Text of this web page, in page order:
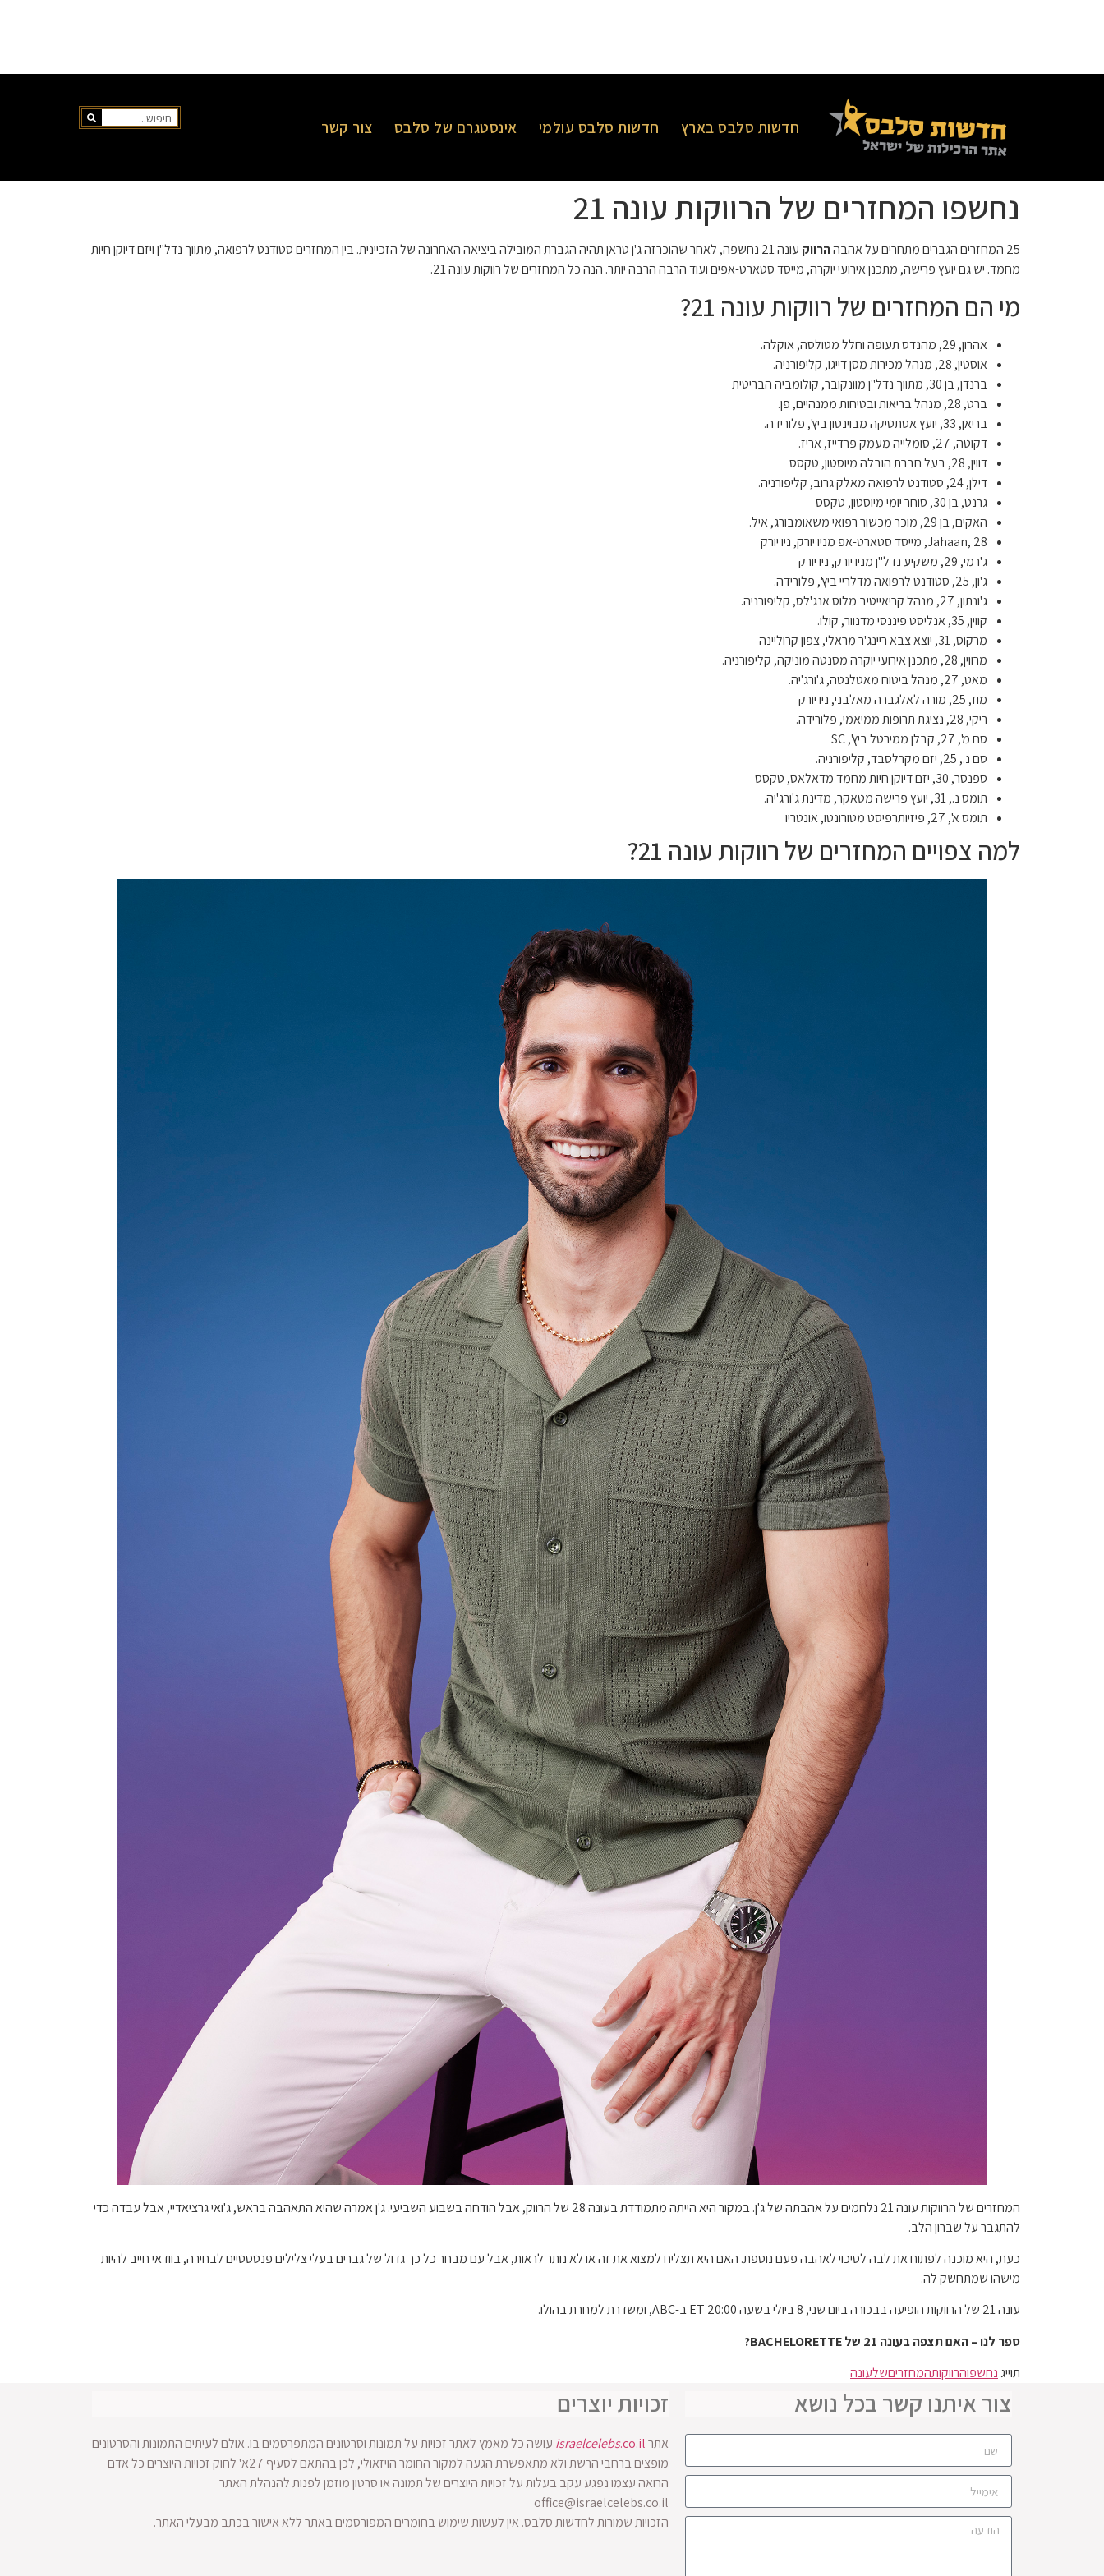
חדשות סלבס בארץ חדשות סלבס עולמי אינסטגרם של סלבס צור קשר
נחשפו המחזרים של הרווקות עונה 21
25 המחזרים הגברים מתחרים על אהבה הרווק
עונה 21 נחשפה, לאחר שהוכרזה ג'ן טראן תהיה הגברת המובילה ביציאה האחרונה של הזכיינית. בין המחזרים סטודנט לרפואה, מתווך נדל"ן ויזם דיוקן חיות
מחמד. יש גם יועץ פרישה, מתכנן אירועי יוקרה, מייסד סטארט-אפים ועוד הרבה הרבה יותר. הנה כל המחזרים של רווקות עונה 21.
מי הם המחזרים של רווקות עונה 21?
אהרון, 29, מהנדס תעופה וחלל מטולסה, אוקלה.
אוסטין, 28, מנהל מכירות מסן דייגו, קליפורניה.
ברנדן, בן 30, מתווך נדל"ן מוונקובר, קולומביה הבריטית
ברט, 28, מנהל בריאות ובטיחות ממנהיים, פן.
בריאן, 33, יועץ אסתטיקה מבוינטון ביץ', פלורידה.
דקוטה, 27, סומלייה מעמק פרדייז, אריז.
דווין, 28, בעל חברת הובלה מיוסטון, טקסס
דילן, 24, סטודנט לרפואה מאלק גרוב, קליפורניה.
גרנט, בן 30, סוחר יומי מיוסטון, טקסס
האקים, בן 29, מוכר מכשור רפואי משאומבורג, איל.
Jahaan, 28, מייסד סטארט-אפ מניו יורק, ניו יורק
ג'רמי, 29, משקיע נדל"ן מניו יורק, ניו יורק
ג'ון, 25, סטודנט לרפואה מדלריי ביץ', פלורידה.
ג'ונתון, 27, מנהל קריאייטיב מלוס אנג'לס, קליפורניה.
קווין, 35, אנליסט פיננסי מדנוור, קולו.
מרקוס, 31, יוצא צבא ריינג'ר מראלי, צפון קרוליינה
מרווין, 28, מתכנן אירועי יוקרה מסנטה מוניקה, קליפורניה.
מאט, 27, מנהל ביטוח מאטלנטה, ג'ורג'יה.
מוז, 25, מורה לאלגברה מאלבני, ניו יורק
ריקי, 28, נציגת תרופות ממיאמי, פלורידה.
סם מ', 27, קבלן ממירטל ביץ', SC
סם נ., 25, יזם מקרלסבד, קליפורניה.
ספנסר, 30, יזם דיוקן חיות מחמד מדאלאס, טקסס
תומס נ., 31, יועץ פרישה מטאקר, מדינת ג'ורג'יה.
תומס א', 27, פיזיותרפיסט מטורונטו, אונטריו
למה צפויים המחזרים של רווקות עונה 21?
המחזרים של הרווקות עונה 21 נלחמים על אהבתה של ג'ן. במקור היא הייתה מתמודדת בעונה 28 של הרווק, אבל הודחה בשבוע השביעי. ג'ן אמרה שהיא התאהבה בראש, ג'ואי גרציאדיי, אבל עבדה כדי
להתגבר על שברון הלב.
כעת, היא מוכנה לפתוח את לבה לסיכוי לאהבה פעם נוספת. האם היא תצליח למצוא את זה או לא נותר לראות, אבל עם מבחר כל כך גדול של גברים בעלי צלילים פנטסטיים לבחירה, בוודאי חייב להיות
מישהו שמתחשק לה.
עונה 21 של הרווקות הופיעה בבכורה ביום שני, 8 ביולי בשעה 20:00 ET ב-ABC, ומשדרת למחרת בהולו.
ספר לנו – האם תצפה בעונה 21 של BACHELORETTE?
תוייג נחשפוהרווקותהמחזריםשלעונה
צור איתנו קשר בכל נושא זכויות יוצרים
אתר israelcelebs.co.il
עושה כל מאמץ לאתר זכויות על תמונות וסרטונים המתפרסמים בו. אולם לעיתים התמונות והסרטונים
מופצים ברחבי הרשת ולא מתאפשרת הגעה למקור החומר הויזאולי, לכן בהתאם לסעיף 27א' לחוק זכויות היוצרים כל אדם
הרואה עצמו נפגע עקב בעלות על זכויות היוצרים של תמונה או סרטון מוזמן לפנות להנהלת האתר
office@israelcelebs.co.il
הזכויות שמורות לחדשות סלבס. אין לעשות שימוש בחומרים המפורסמים באתר ללא אישור בכתב מבעלי האתר.